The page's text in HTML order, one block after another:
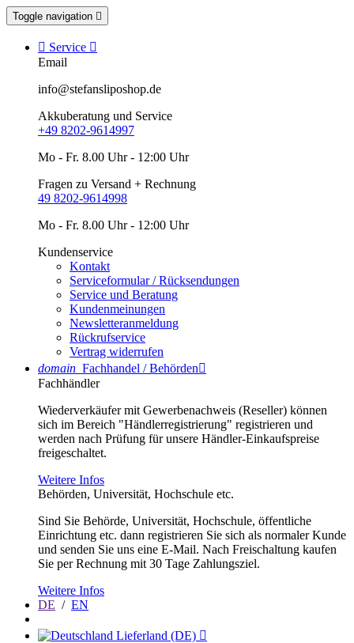
Toggle navigation 
 Service 
Email
info@stefansliposhop.de
Akkuberatung und Service
+49 8202-9614997
Mo - Fr. 8.00 Uhr - 12:00 Uhr
Fragen zu Versand + Rechnung
49 8202-9614998
Mo - Fr. 8.00 Uhr - 12:00 Uhr
Kundenservice
Kontakt
Serviceformular / Rücksendungen
Service und Beratung
Kundenmeinungen
Newsletteranmeldung
Rückrufservice
Vertrag widerrufen
domain Fachhandel / Behörden
Fachhändler
Wiederverkäufer mit Gewerbenachweis (Reseller) können
sich im Bereich "Händlerregistrierung" registrieren und
werden nach Prüfung für unsere Händler-Einkaufspreise
freigeschaltet.
Weitere Infos
Behörden, Universität, Hochschule etc.
Sind Sie Behörde, Universität, Hochschule, öffentliche
Einrichtung etc. dann registrieren Sie sich als normaler Kunde
und senden Sie uns eine E-Mail. Nach Freischaltung kaufen
Sie per Rechnung mit 30 Tage Zahlungsziel.
Weitere Infos
DE / EN
Lieferland (DE) 